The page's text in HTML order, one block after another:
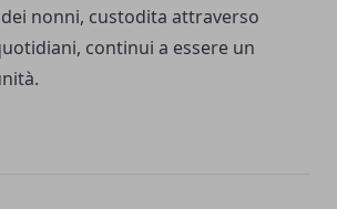
nonni, custodita attraverso
continui a essere un